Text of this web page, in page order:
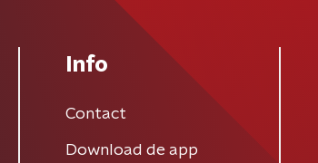
Info
Contact
Download de app